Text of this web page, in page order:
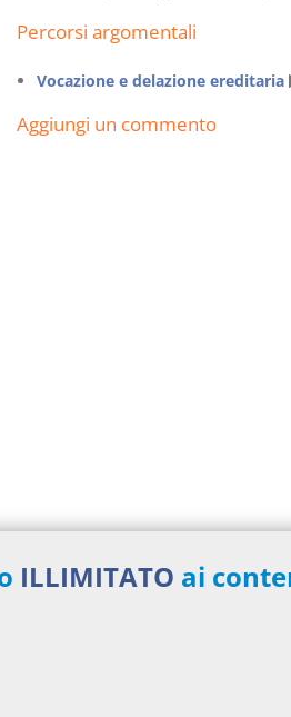
Percorsi argomentali
Vocazione e delazione ereditaria
Aggiungi un commento
ILLIMITATO ai